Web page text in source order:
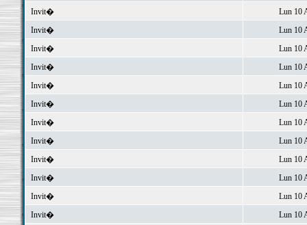
Invit�
Lun 10
Invit�
Lun 10
Invit�
Lun 10
Invit�
Lun 10
Invit�
Lun 10
Invit�
Lun 10
Invit�
Lun 10
Invit�
Lun 10
Invit�
Lun 10
Invit�
Lun 10
Invit�
Lun 10
Invit�
Lun 10